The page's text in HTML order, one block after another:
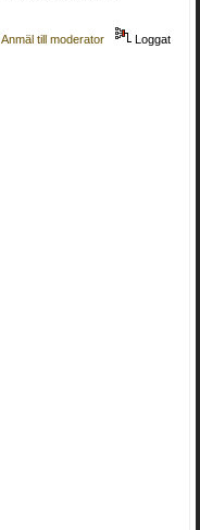
Anmäl till moderator Loggat